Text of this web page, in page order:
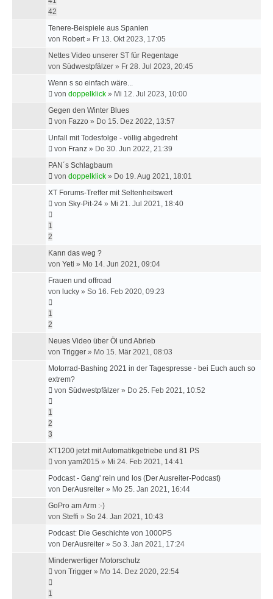
42
Tenere-Beispiele aus Spanien
von Robert» Fr 13. Okt 2023, 17:05
Nettes Video unserer ST für Regentage
von Südwestpfälzer » Fr 28. Jul 2023, 20:45
Wenn s so einfach wäre...
von doppelklick » Mi 12. Jul 2023, 10:00
Gegen den Winter Blues
von Fazzo » Do 15. Dez 2022, 13:57
Unfall mit Todesfolge - völlig abgedreht
von Franz » Do 30. Jun 2022, 21:39
PAN´s Schlagbaum
von doppelklick » Do 19. Aug 2021, 18:01
XT Forums-Treffer mit Seltenheitswert
von Sky-Pit-24 » Mi 21. Jul 2021, 18:40
1
2
Kann das weg ?
von Yeti » Mo 14. Jun 2021, 09:04
Frauen und offroad
von lucky » So 16. Feb 2020, 09:23
1
2
Neues Video über Öl und Abrieb
von Trigger » Mo 15. Mär 2021, 08:03
Motorrad-Bashing 2021 in der Tagespresse - bei Euch auch so
extrem?
von Südwestpfälzer » Do 25. Feb 2021, 10:52
1
2
3
XT1200 jetzt mit Automatikgetriebe und 81 PS
von yam2015 » Mi 24. Feb 2021, 14:41
Podcast - Gang' rein und los (Der Ausreiter-Podcast)
von DerAusreiter » Mo 25. Jan 2021, 16:44
GoPro am Arm :-)
von Steffi » So 24. Jan 2021, 10:43
Podcast: Die Geschichte von 1000PS
von DerAusreiter » So 3. Jan 2021, 17:24
Minderwertiger Motorschutz
von Trigger » Mo 14. Dez 2020, 22:54
1